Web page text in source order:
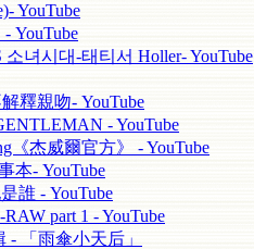
YouTube
YouTube
녀시대-태티서 Holler- YouTube
釋親吻- YouTube
- YouTube
《杰威爾官方》 - YouTube
本- YouTube
誰 - YouTube
part 1 - YouTube
- 「雨傘小天后」